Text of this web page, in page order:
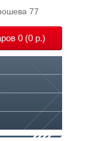
77
0 (0 р.)